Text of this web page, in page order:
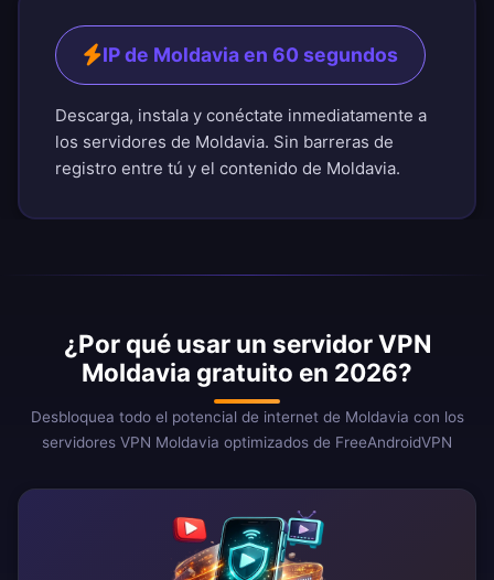
IP de Moldavia en 60 segundos
Descarga, instala y conéctate inmediatamente a
los servidores de Moldavia. Sin barreras de
registro entre tú y el contenido de Moldavia.
¿Por qué usar un servidor VPN
Moldavia gratuito en 2026?
Desbloquea todo el potencial de internet de Moldavia con los
servidores VPN Moldavia optimizados de FreeAndroidVPN